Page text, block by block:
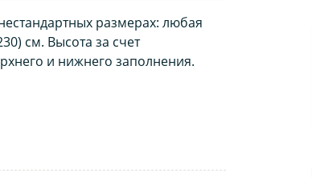
размерах: любая
см. Высота за счет
и нижнего заполнения.